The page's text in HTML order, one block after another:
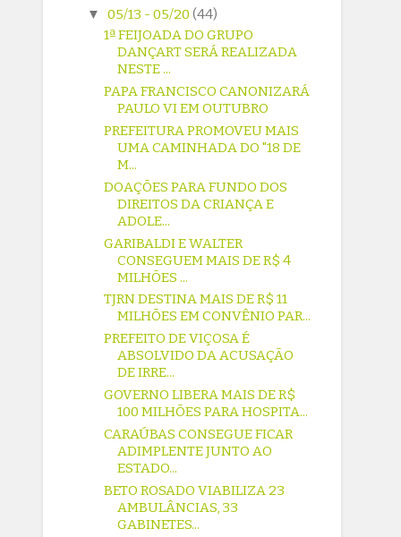
▼ 05/13 - 05/20 (44)
1ª FEIJOADA DO GRUPO
DANÇART SERÁ REALIZADA
NESTE ...
PAPA FRANCISCO CANONIZARÁ
PAULO VI EM OUTUBRO
PREFEITURA PROMOVEU MAIS
UMA CAMINHADA DO "18 DE
M...
DOAÇÕES PARA FUNDO DOS
DIREITOS DA CRIANÇA E
ADOLE...
GARIBALDI E WALTER
CONSEGUEM MAIS DE R$ 4
MILHÕES ...
TJRN DESTINA MAIS DE R$ 11
MILHÕES EM CONVÊNIO PAR...
PREFEITO DE VIÇOSA É
ABSOLVIDO DA ACUSAÇÃO
DE IRRE...
GOVERNO LIBERA MAIS DE R$
100 MILHÕES PARA HOSPITA...
CARAÚBAS CONSEGUE FICAR
ADIMPLENTE JUNTO AO
ESTADO...
BETO ROSADO VIABILIZA 23
AMBULÂNCIAS, 33
GABINETES...